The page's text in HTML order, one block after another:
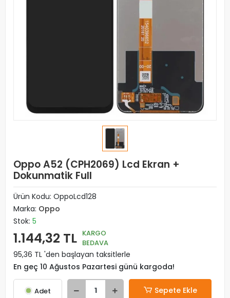
Oppo A52 (CPH2069) Lcd Ekran +
Dokunmatik Full
Ürün Kodu: OppoLcd128
Marka: Oppo
Stok: 5
1.144,32 TL KARGO
BEDAVA
95,36 TL 'den başlayan taksitlerle
En geç 10 Ağustos Pazartesi günü kargoda!
Adet Sepete Ekle